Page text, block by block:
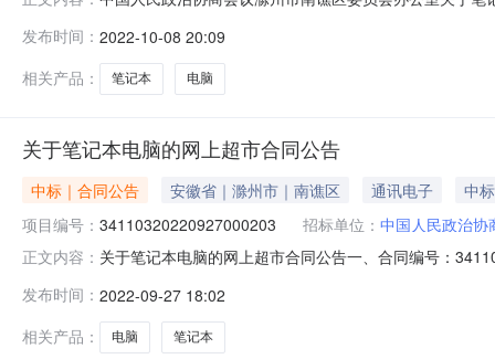
公室六、*验收日期：2022年10月8日七、*验收结果：
发布时间： 2022-10-08 20:09
相关产品：
笔记本 电脑
关于笔记本电脑的网上超市合同公告
中标｜合同公告 安徽省｜滁州市｜南谯区 通讯电子
中
项目编号： 34110320220927000203 招标单位： 中国人民政治协
正文内容： 关于笔记本电脑的网上超市合同公告一、合同编号：
15056541867供应商（乙方）：滁州商睿电子科技有限
发布时间： 2022-09-27 18:02
相关产品：
电脑 笔记本